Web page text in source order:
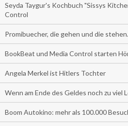
Seyda Taygur's Kochbuch "Sissys
Control
Promibuecher, die gehen und die stehen.
BookBeat und Media Control starten
Angela Merkel ist Hitlers Tochter
Wenn am Ende des Geldes noch zu viel
Boom Autokino: mehr als 100.000